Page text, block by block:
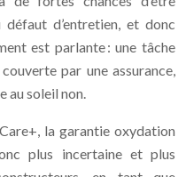
d’entretien, et donc
est parlante : une tâche
par une assurance,
au soleil non.
la garantie oxydation
plus incertaine et plus